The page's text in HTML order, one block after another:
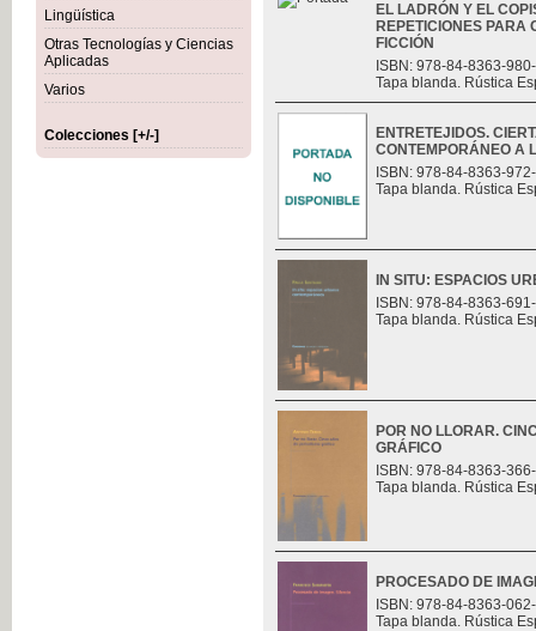
Lingüística
Otras Tecnologías y Ciencias
Aplicadas
Varios
Colecciones [+/-]
EL LADRÓN Y EL
REPETICIONES
FICCIÓN
ISBN: 978-84-8363-
Tapa blanda. Rústica
ENTRETEJIDOS.
CONTEMPORÁNEO A
ISBN: 978-84-8363-
Tapa blanda. Rústica
IN SITU: ESPACIOS
ISBN: 978-84-8363-
Tapa blanda. Rústica
POR NO LLORAR.
GRÁFICO
ISBN: 978-84-8363-
Tapa blanda. Rústica
PROCESADO DE
ISBN: 978-84-8363-
Tapa blanda. Rústica